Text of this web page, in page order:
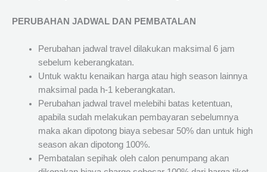
PERUBAHAN JADWAL DAN PEMBATALAN
Perubahan jadwal travel dilakukan maksimal 6 jam
sebelum keberangkatan.
Untuk waktu kenaikan harga atau high season lainnya
maksimal pada h-1 keberangkatan.
Perubahan jadwal travel melebihi batas ketentuan,
apabila sudah melakukan pembayaran sebelumnya
maka akan dipotong biaya sebesar 50% dan untuk high
season akan dipotong 100%.
Pembatalan sepihak oleh calon penumpang akan